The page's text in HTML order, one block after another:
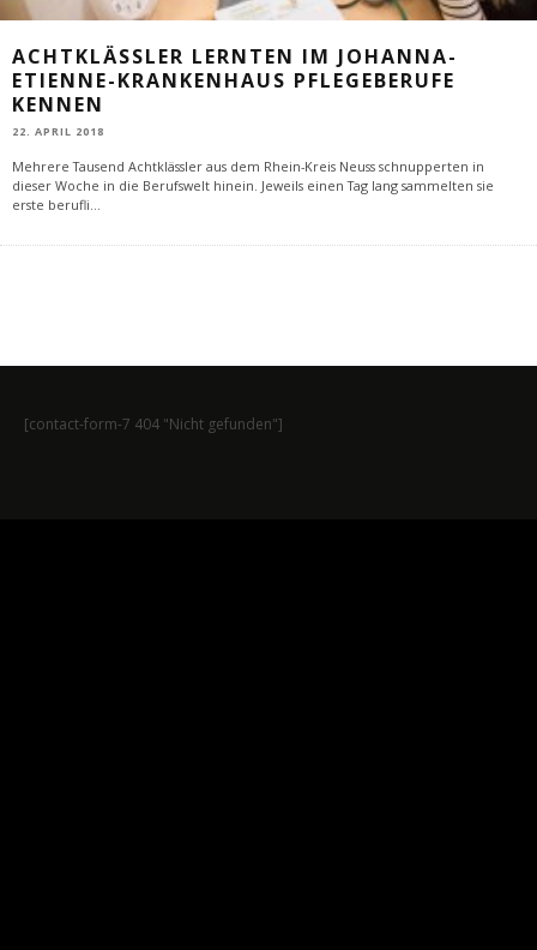
ACHTKLÄSSLER LERNTEN IM JOHANNA-
ETIENNE-KRANKENHAUS PFLEGEBERUFE
KENNEN
22. APRIL 2018
Mehrere Tausend Achtklässler aus dem Rhein-Kreis Neuss schnupperten in
dieser Woche in die Berufswelt hinein. Jeweils einen Tag lang sammelten sie
erste berufli
[contact-form-7 404 "Nicht gefunden"]